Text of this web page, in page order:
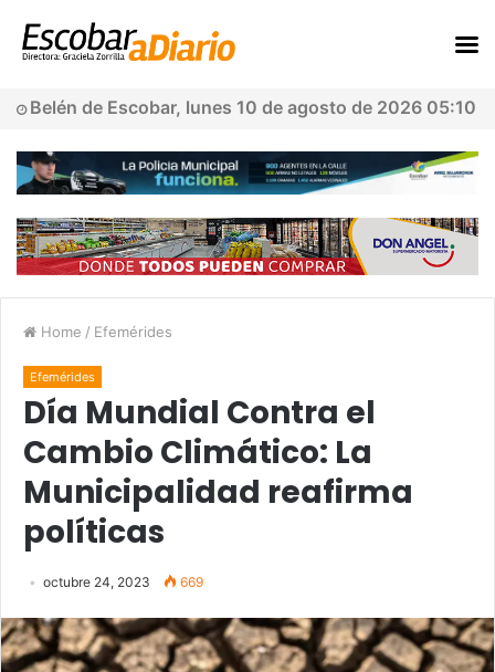
Belén de Escobar, lunes 10 de agosto de 2026 05:10
Home / Efemérides
Efemérides
Día Mundial Contra el
Cambio Climático: La
Municipalidad reafirma
políticas
octubre 24, 2023 669